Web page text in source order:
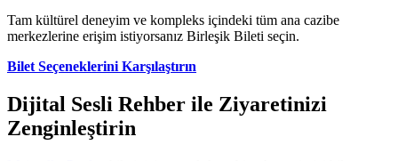
Tam kültürel deneyim ve kompleks içindeki tüm ana cazibe
merkezlerine erişim istiyorsanız Birleşik Bileti seçin.
Bilet Seçeneklerini Karşılaştırın
Dijital Sesli Rehber ile Ziyaretinizi
Zenginleştirin